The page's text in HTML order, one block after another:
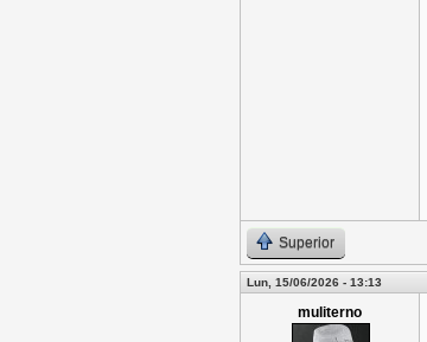
Superior
Lun, 15/06/2026 - 13:13
muliterno